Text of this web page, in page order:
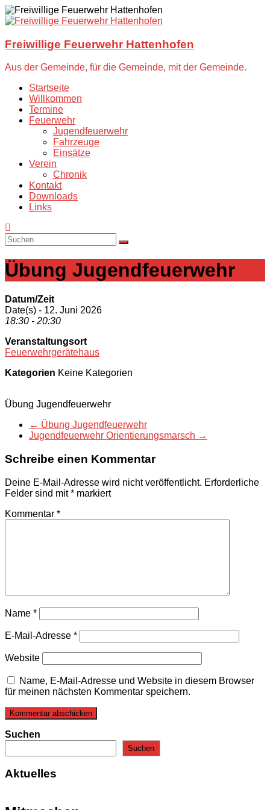
Zum
Inhalt
Freiwillige Feuerwehr Hattenhofen
Aus der Gemeinde, für die Gemeinde, mit der Gemeinde.
Startseite
Willkommen
Termine
Feuerwehr
Jugendfeuerwehr
Fahrzeuge
Einsätze
Verein
Chronik
Kontakt
Downloads
Links
Übung Jugendfeuerwehr
Datum/Zeit
Date(s) - 12. Juni 2026
18:30 - 20:30
Veranstaltungsort
Feuerwehrgerätehaus
Kategorien Keine Kategorien
Übung Jugendfeuerwehr
← Übung Jugendfeuerwehr
Jugendfeuerwehr Orientierungsmarsch →
Schreibe einen Kommentar
Deine E-Mail-Adresse wird nicht veröffentlicht. Erforderliche
Felder sind mit* markiert
Kommentar *
Name *
E-Mail-Adresse *
Website
Name, E-Mail-Adresse und Website in diesem Browser
für meinen nächsten Kommentar speichern.
Suchen
Suchen
Aktuelles